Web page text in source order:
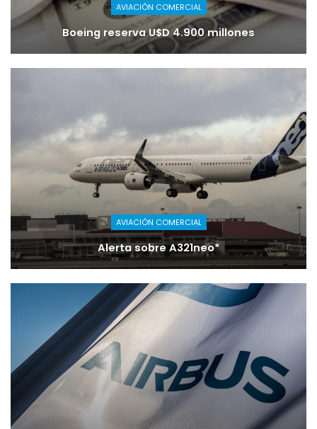
AVIACIÓN COMERCIAL
Boeing reserva U$D 4.900 millones
AVIACIÓN COMERCIAL
Alerta sobre A321neo*